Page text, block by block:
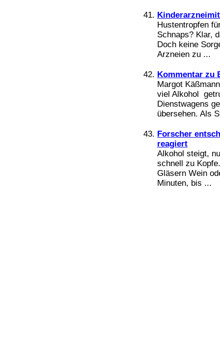
Hustentropfen
Schnaps? Klar,
Doch keine
Arzneien zu ...
Kommentar zu
Margot
viel Alkohol
Dienstwagens
übersehen. Als
Forscher
reagiert
Alkohol steigt,
schnell zu
Gläsern Wein
Minuten, bis ...